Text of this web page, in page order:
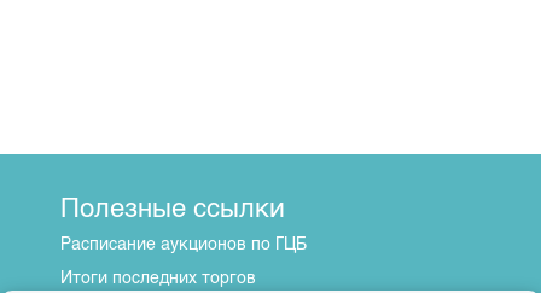
Полезные ссылки
Расписание аукционов по ГЦБ
Итоги последних торгов